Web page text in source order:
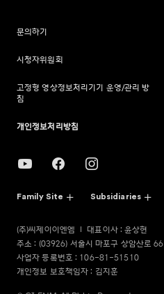
문의하기
시청자위원회
고정형 영상정보처리기기 운영/관리 방
침
개인정보처리방침
Family Site Subsidiaries
(주)씨제이이엔엠
대표이사 : 윤상현
주소 : (03926) 서울시 마포구 상암산로 66
사업자 등록번호 : 106-81-51510
개인정보 보호책임자 : 김지훈